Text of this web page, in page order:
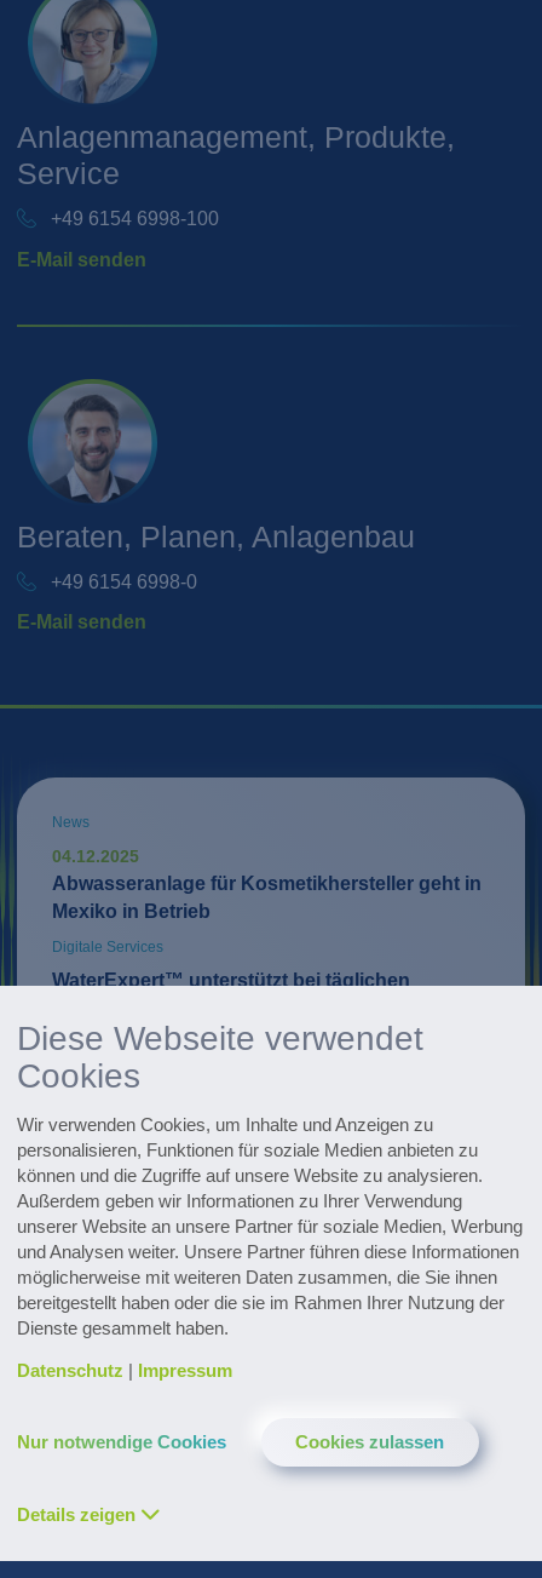
Diese Webseite verwendet
Cookies
Wir verwenden Cookies, um Inhalte und Anzeigen zu
personalisieren, Funktionen für soziale Medien anbieten zu
können und die Zugriffe auf unsere Website zu analysieren.
Außerdem geben wir Informationen zu Ihrer Verwendung
unserer Website an unsere Partner für soziale Medien, Werbung
und Analysen weiter. Unsere Partner führen diese Informationen
möglicherweise mit weiteren Daten zusammen, die Sie ihnen
bereitgestellt haben oder die sie im Rahmen Ihrer Nutzung der
Dienste gesammelt haben.
Datenschutz | Impressum
Details zeigen
Nur notwendige Cookies Cookies zulassen
Anlagenmanagement, Produkte,
Service
+49 6154 6998-100
E-Mail senden
Beraten, Planen, Anlagenbau
+49 6154 6998-0
E-Mail senden
News
04.12.2025
Abwasseranlage für Kosmetikhersteller geht in
Mexiko in Betrieb
Digitale Services
WaterExpert™ unterstützt bei täglichen
Hinweise zur Optimierung
Whitepaper, Broschüren & mehr
Zum Downloadcenter
Forschung & Weiterentwicklung
Innovationen entdecken
Zu den Terminen
Zum Pharmaceutical Newsletter